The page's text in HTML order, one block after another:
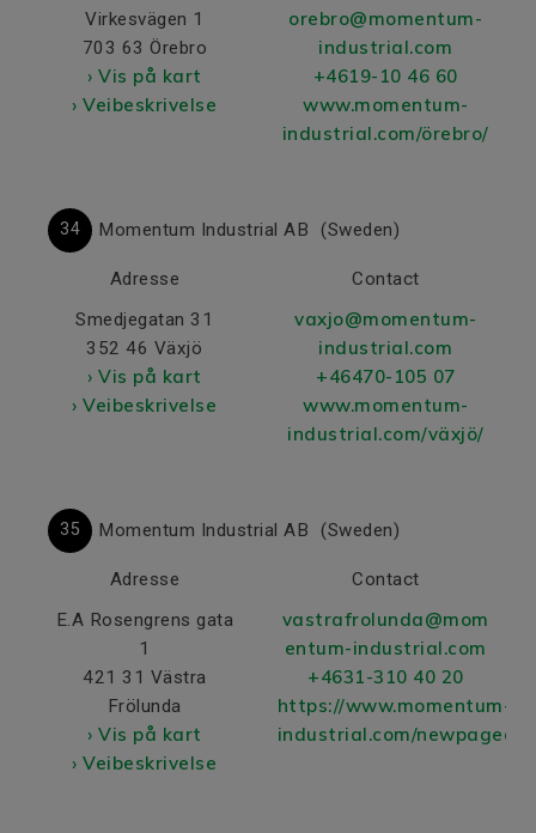
Virkesvägen 1
703 63 Örebro
› Vis på kart
› Veibeskrivelse
orebro@momentum-
industrial.com
+4619-10 46 60
www.momentum-
industrial.com/örebro/
34 Momentum Industrial AB (Sweden)
Adresse
Smedjegatan 31
352 46 Växjö
› Vis på kart
› Veibeskrivelse
Contact
vaxjo@momentum-
industrial.com
+46470-105 07
www.momentum-
industrial.com/växjö/
35 Momentum Industrial AB (Sweden)
Adresse
E.A Rosengrens gata
1
421 31 Västra
Frölunda
› Vis på kart
› Veibeskrivelse
Contact
vastrafrolunda@mom
entum-industrial.com
+4631-310 40 20
https://www.momentum-
industrial.com/